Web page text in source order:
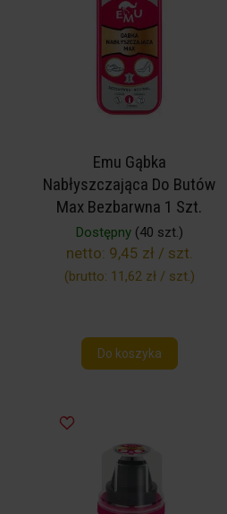
Emu Gąbka
Nabłyszczająca Do Butów
Max Bezbarwna 1 Szt.
Dostępny(40 szt.)
netto: 9,45 zł / szt.
(brutto: 11,62 zł / szt.)
Do koszyka